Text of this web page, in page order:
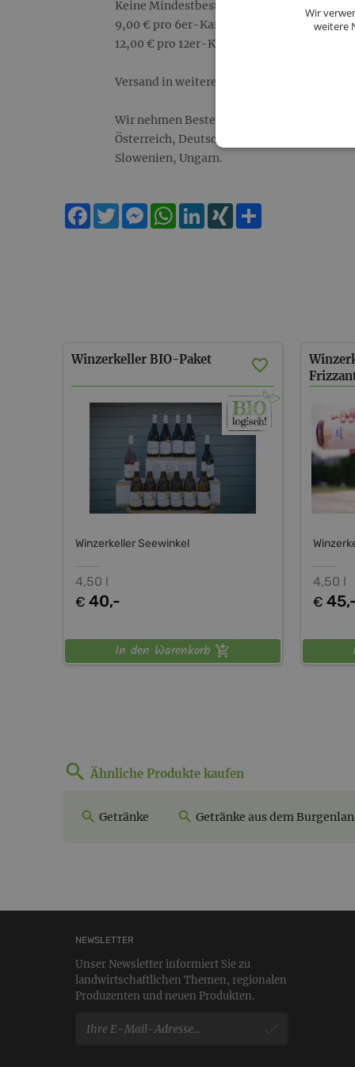
Keine Mindestbestellmenge!
9,00 € pro 6er-Karton/Kiste.
12,00 € pro 12er-Karton/Kiste.
Versand in weitere Länder auf Anfrage!
Wir nehmen Bestellungen ausschließlich
Österreich, Deutschland, Frankreich,
Slowenien, Ungarn.
Facebook
TwitterMessengerWhatsApp
LinkedInXING
Winzerkeller BIO-Paket
Winzerkeller Seewinkel
4,50 l
€ 40,-
In den Warenkorb
4,50 l
€
Ähnliche Produkte kaufen
Getränke Getränke aus dem
NEWSLETTER
Unser Newsletter informiert Sie zu
landwirtschaftlichen Themen, regionalen
Produzenten und neuen Produkten.
Wir
weitere